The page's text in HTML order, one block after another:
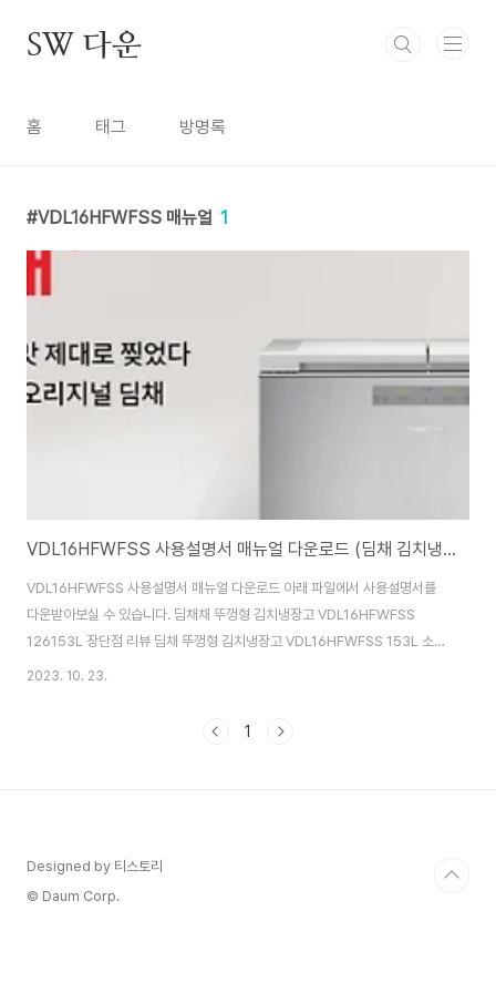
SW 다운
홈 태그 방명록
VDL16HFWFSS 매뉴얼 1
VDL16HFWFSS 사용설명서 매뉴얼 다운로드 (딤채 김치냉장고)
VDL16HFWFSS 사용설명서 매뉴얼 다운로드 아래 파일에서 사용설명서를
다운받아보실 수 있습니다. 딤채채 뚜껑형 김치냉장고 VDL16HFWFSS
126153L 장단점 리뷰 딤채 뚜껑형 김치냉장고 VDL16HFWFSS 153L 소
개, 장단점 리뷰, 사용설명서 다운 ANNE 부동산정보 뚜껑형 김치냉장고
들의 관심을 받고 있는 제품입니다. 이 김치냉장고는 153L의 용량을 가지고
2023. 10. 23.
1
Designed by 티스토리
© Daum Corp.